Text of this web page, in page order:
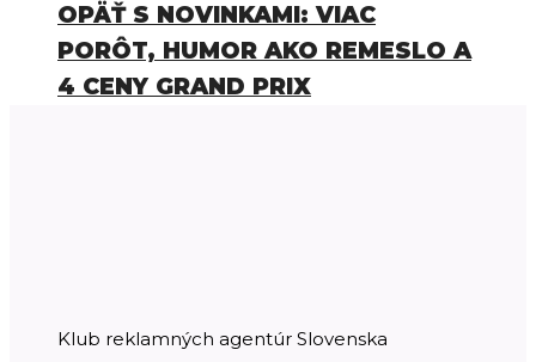
OPÄŤ S NOVINKAMI: VIAC
PORÔT, HUMOR AKO REMESLO A
4 CENY GRAND PRIX
Klub reklamných agentúr Slovenska